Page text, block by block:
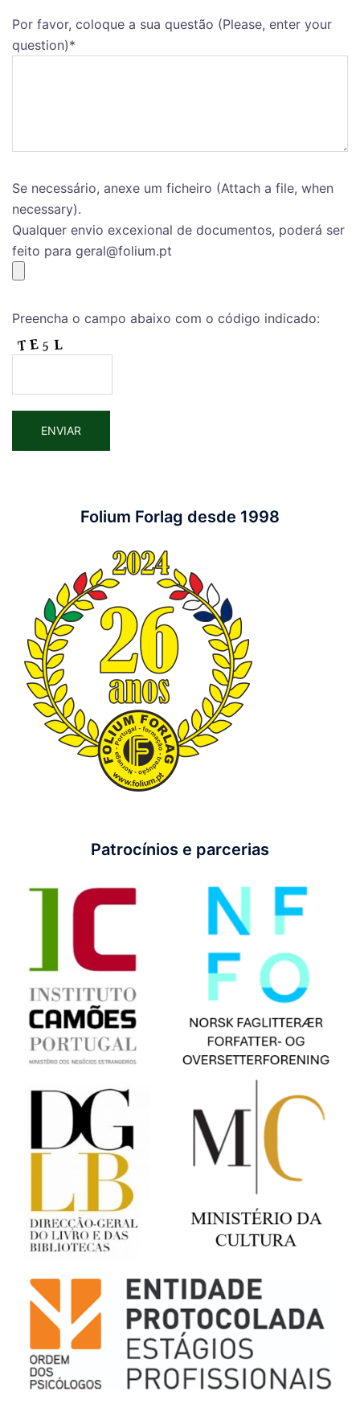
Por favor, coloque a sua questão (Please, enter your
question)*
Se necessário, anexe um ficheiro (Attach a file, when
necessary).
Qualquer envio excexional de documentos, poderá ser
feito para geral@folium.pt
Preencha o campo abaixo com o código indicado:
Folium Forlag desde 1998
Patrocínios e parcerias